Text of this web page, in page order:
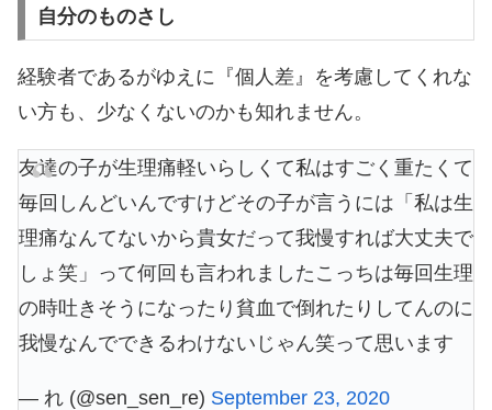
自分のものさし
経験者であるがゆえに『個人差』を考慮してくれな
い方も、少なくないのかも知れません。
友達の子が生理痛軽いらしくて私はすごく重たくて
毎回しんどいんですけどその子が言うには「私は生
理痛なんてないから貴女だって我慢すれば大丈夫で
しょ笑」って何回も言われましたこっちは毎回生理
の時吐きそうになったり貧血で倒れたりしてんのに
我慢なんでできるわけないじゃん笑って思います
— れ (@sen_sen_re) September 23, 2020